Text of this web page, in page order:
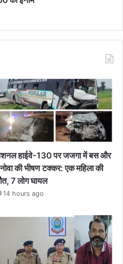
हाईवे-130 पर जजगा में बस और
की भीषण टक्कर: एक महिला की
7 लोग घायल
14 hours ago